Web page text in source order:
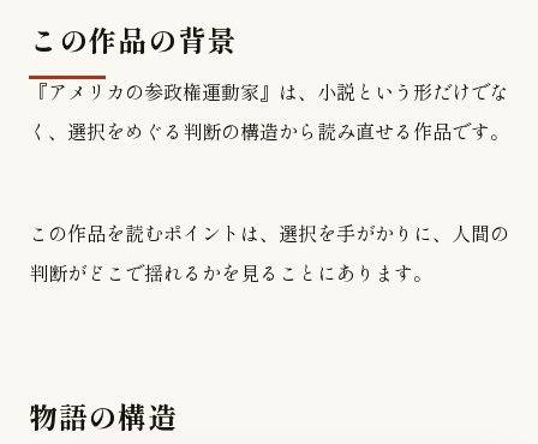
この作品の背景
『アメリカの参政権運動家』は、小説という形だけでな
く、選択をめぐる判断の構造から読み直せる作品です。
この作品を読むポイントは、選択を手がかりに、人間の
判断がどこで揺れるかを見ることにあります。
物語の構造